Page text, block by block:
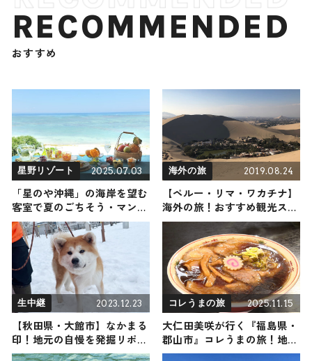
RECOMMENDED
おすすめ
星野リゾート 2025.07.03
「星のや沖縄」の海岸を望む
客室で夏のごちそう・マンゴ
ーが主役の「みーくふぁやー
果実朝食」を堪能
海外の旅 2019.08.24
【ペルー・リマ・ワカチナ】
海外の旅！おすすめ観光スポ
ットやグルメをリポート
生中継 2023.12.23
【秋田県・大館市】なかまる
印！地元の自慢を発掘リポー
ト
コレうまの旅 2025.11.15
大仁田美咲が行く『福島県・
郡山市』コレうまの旅！地元
の人おすすめのご当地名物グ